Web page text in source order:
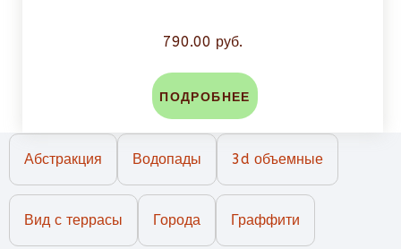
790.00 руб.
ПОДРОБНЕЕ
Абстракция Водопады 3d объемные
Вид с террасы Города Граффити